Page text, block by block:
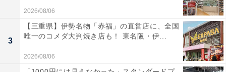
チェックアウト：10:00
※プランにより時間が異なる可能性があります
あわせて読みたい
2026/08/06
3
【三重県】伊勢名物「赤福」の直営店に、全国
唯一のコメダ大判焼き店も！ 東名阪・伊...
2026/08/06